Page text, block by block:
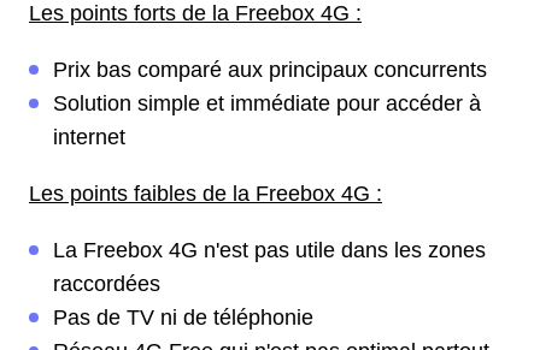
Les points forts de la Freebox 4G :
Prix bas comparé aux principaux concurrents
Solution simple et immédiate pour accéder à
internet
Les points faibles de la Freebox 4G :
La Freebox 4G n'est pas utile dans les zones
raccordées
Pas de TV ni de téléphonie